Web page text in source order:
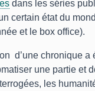
dans les séries
certain état du
et le box office).
d’une chronique
une partie et
les